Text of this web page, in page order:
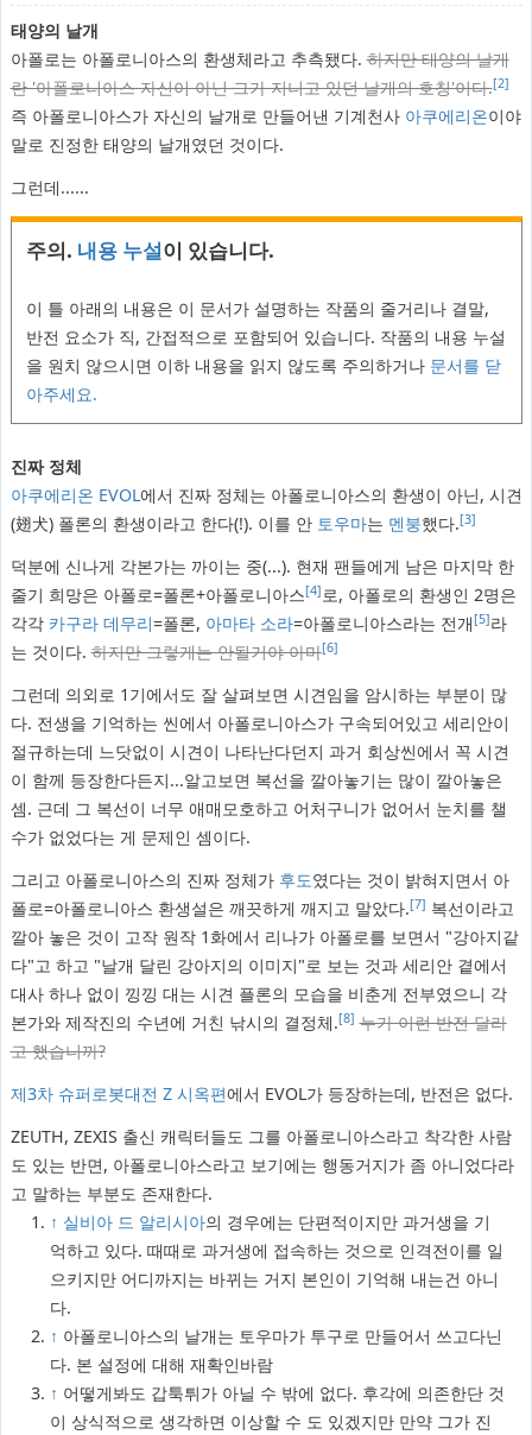
태양의 날개
아폴로는 아폴로니아스의 환생체라고 추측됐다.하지만 태양의 날개
란 '아폴로니아스 자신이 아닌 그가 지니고 있던 날개의 호칭'이다.[2]
즉 아폴로니아스가 자신의 날개로 만들어낸 기계천사 아쿠에리온이야
말로 진정한 태양의 날개였던 것이다.
그런데......
주의. 내용 누설이 있습니다.
이 틀 아래의 내용은 이 문서가 설명하는 작품의 줄거리나 결말,
반전 요소가 직, 간접적으로 포함되어 있습니다. 작품의 내용 누설
을 원치 않으시면 이하 내용을 읽지 않도록 주의하거나 문서를 닫
아주세요.
진짜 정체
아쿠에리온 EVOL에서 진짜 정체는 아폴로니아스의 환생이 아닌, 시견
(翅犬) 폴론의 환생이라고 한다(!). 이를 안 토우마는 멘붕했다.[3]
덕분에 신나게 각본가는 까이는 중(...). 현재 팬들에게 남은 마지막 한
줄기 희망은 아폴로=폴론+아폴로니아스[4]로, 아폴로의 환생인 2명은
각각 카구라 데무리=폴론, 아마타 소라=아폴로니아스라는 전개[5]라
는 것이다.하지만 그렇게는 안될거야 아마[6]
그런데 의외로 1기에서도 잘 살펴보면 시견임을 암시하는 부분이 많
다. 전생을 기억하는 씬에서 아폴로니아스가 구속되어있고 세리안이
절규하는데 느닷없이 시견이 나타난다던지 과거 회상씬에서 꼭 시견
이 함께 등장한다든지...알고보면 복선을 깔아놓기는 많이 깔아놓은
셈. 근데 그 복선이 너무 애매모호하고 어처구니가 없어서 눈치를 챌
수가 없었다는 게 문제인 셈이다.
그리고 아폴로니아스의 진짜 정체가 후도였다는 것이 밝혀지면서 아
폴로=아폴로니아스 환생설은 깨끗하게 깨지고 말았다.[7] 복선이라고
깔아 놓은 것이 고작 원작 1화에서 리나가 아폴로를 보면서 "강아지같
다"고 하고 "날개 달린 강아지의 이미지"로 보는 것과 세리안 곁에서
대사 하나 없이 낑낑 대는 시견 플론의 모습을 비춘게 전부였으니 각
본가와 제작진의 수년에 거친 낚시의 결정체.[8] 누가 이런 반전 달라
고 했습니까?
제3차 슈퍼로봇대전 Z 시옥편에서 EVOL가 등장하는데, 반전은 없다.
ZEUTH, ZEXIS 출신 캐릭터들도 그를 아폴로니아스라고 착각한 사람
도 있는 반면, 아폴로니아스라고 보기에는 행동거지가 좀 아니었다라
고 말하는 부분도 존재한다.
↑ 실비아 드 알리시아의 경우에는 단편적이지만 과거생을 기
억하고 있다. 때때로 과거생에 접속하는 것으로 인격전이를 일
으키지만 어디까지는 바뀌는 거지 본인이 기억해 내는건 아니
다.
↑ 아폴로니아스의 날개는 토우마가 투구로 만들어서 쓰고다닌
다. 본 설정에 대해 재확인바람
↑ 어떻게봐도 갑툭튀가 아닐 수 밖에 없다. 후각에 의존한단 것
이 상식적으로 생각하면 이상할 수 도 있겠지만 만약 그가 진